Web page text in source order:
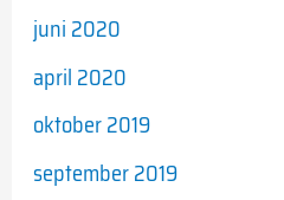
juni 2020
april 2020
oktober 2019
september 2019